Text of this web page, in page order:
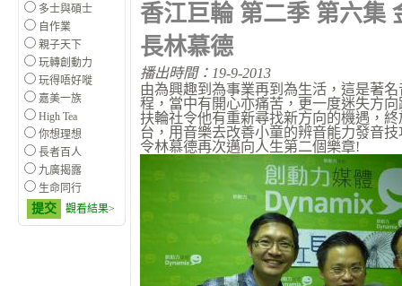
多士與碩士
自作業
親子天下
玩轉創動力
玩得唔好嘥
嘉美一族
High Tea
你想理想
長者百人
九廣揭露
生命同行
提交 觀看結果>
香江巨輪 第二季 第六集
長林慕德
播出時間：19-9-2013
由為興趣到為事業再到為生活，這是著
程，當中有開心亦痛苦，更一度迷失方
扶輪社令他有重新尋找新方向的機遇，
台，用音樂去改善小童的辨音能力發音
令林慕德再次邁向人生第二個樂章!